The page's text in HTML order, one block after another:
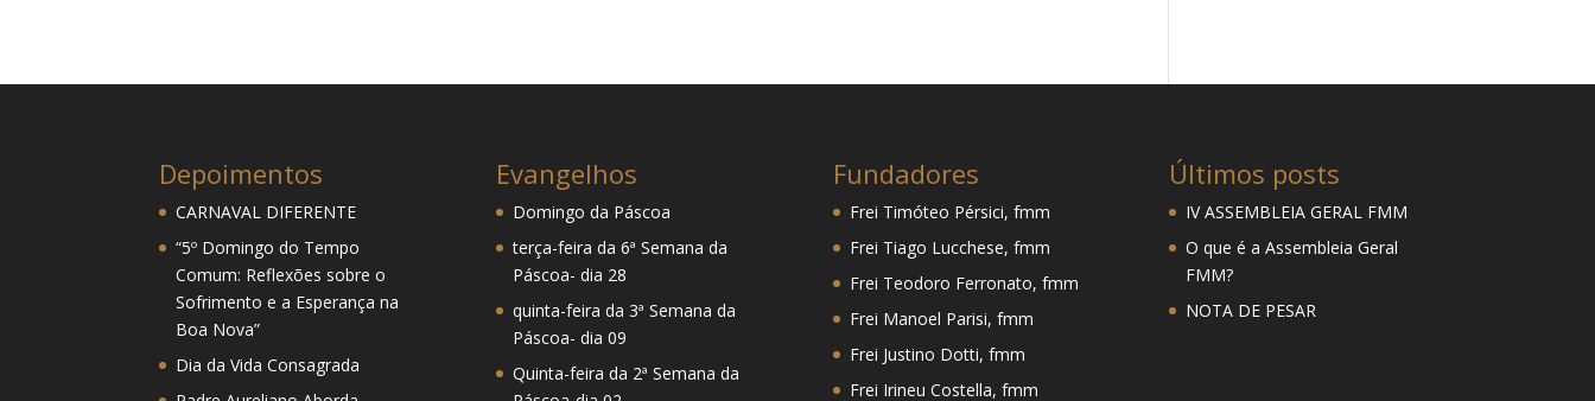
Depoimentos
CARNAVAL DIFERENTE
“5º Domingo do Tempo
Comum: Reflexões sobre o
Sofrimento e a Esperança na
Boa Nova”
Dia da Vida Consagrada
Evangelhos
Domingo da Páscoa
terça-feira da 6ª Semana da
Páscoa- dia 28
quinta-feira da 3ª Semana da
Páscoa- dia 09
Quinta-feira da 2ª Semana da
Fundadores
Frei Timóteo Pérsici, fmm
Frei Tiago Lucchese, fmm
Frei Teodoro Ferronato, fmm
Frei Manoel Parisi, fmm
Frei Justino Dotti, fmm
Frei Irineu Costella, fmm
Últimos posts
IV ASSEMBLEIA GERAL FMM
O que é a Assembleia Geral
FMM?
NOTA DE PESAR